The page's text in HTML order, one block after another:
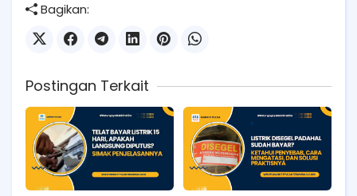
Bagikan:
Postingan Terkait